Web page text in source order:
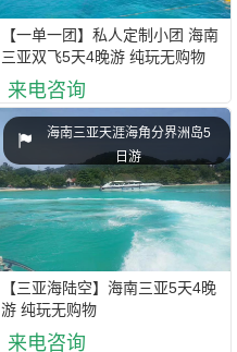
【一单一团】私人定制小团 海南
三亚双飞5天4晚游 纯玩无购物
来电咨询
海南三亚天涯海角分界洲岛5
日游
【三亚海陆空】海南三亚5天4晚
游 纯玩无购物
来电咨询